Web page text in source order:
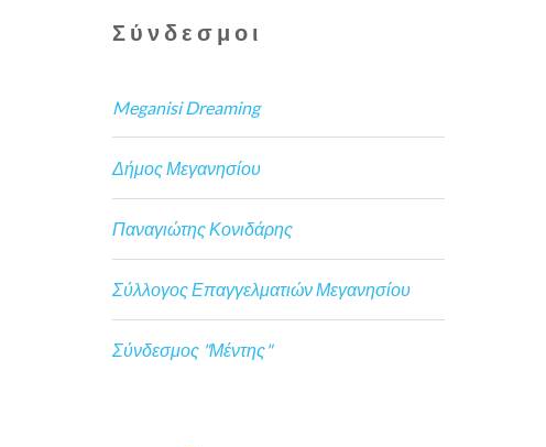
Σύνδεσμοι
Meganisi Dreaming
Δήμος Μεγανησίου
Παναγιώτης Κονιδάρης
Σύλλογος Επαγγελματιών Μεγανησίου
Σύνδεσμος "Μέντης"